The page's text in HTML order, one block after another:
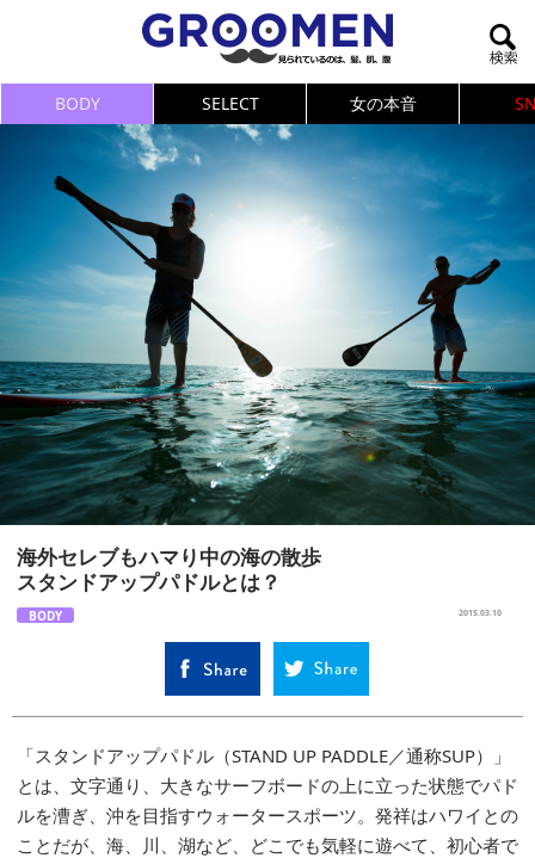
BODY SELECT 女の本音
海外セレブもハマり中の海の散歩
スタンドアップパドルとは？
BODY 2015.03.10
「スタンドアップパドル（STAND UP PADDLE／通称SUP）」
とは、文字通り、大きなサーフボードの上に立った状態でパド
ルを漕ぎ、沖を目指すウォータースポーツ。発祥はハワイとの
ことだが、海、川、湖など、どこでも気軽に遊べて、初心者で